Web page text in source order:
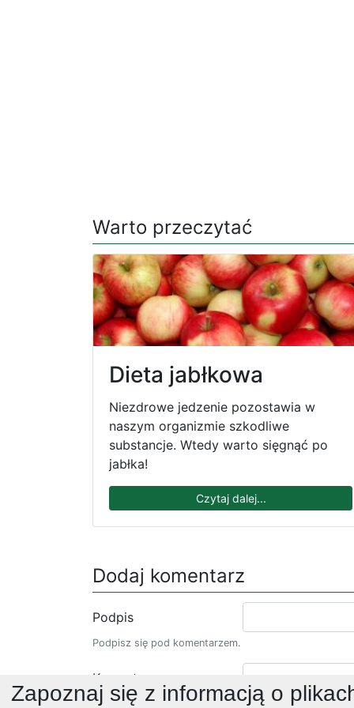
Warto przeczytać
Dieta jabłkowa
Niezdrowe jedzenie pozostawia w
naszym organizmie szkodliwe
substancje. Wtedy warto sięgnąć po
jabłka!
Czytaj dalej...
Dodaj komentarz
Podpis
Podpisz się pod komentarzem.
Komentarz
Zapoznaj się z informacją o